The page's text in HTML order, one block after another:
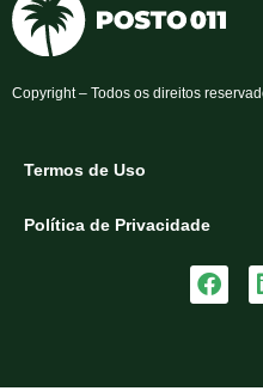
Copyright – Todos os direitos
Termos de Uso
Política de Privacidade